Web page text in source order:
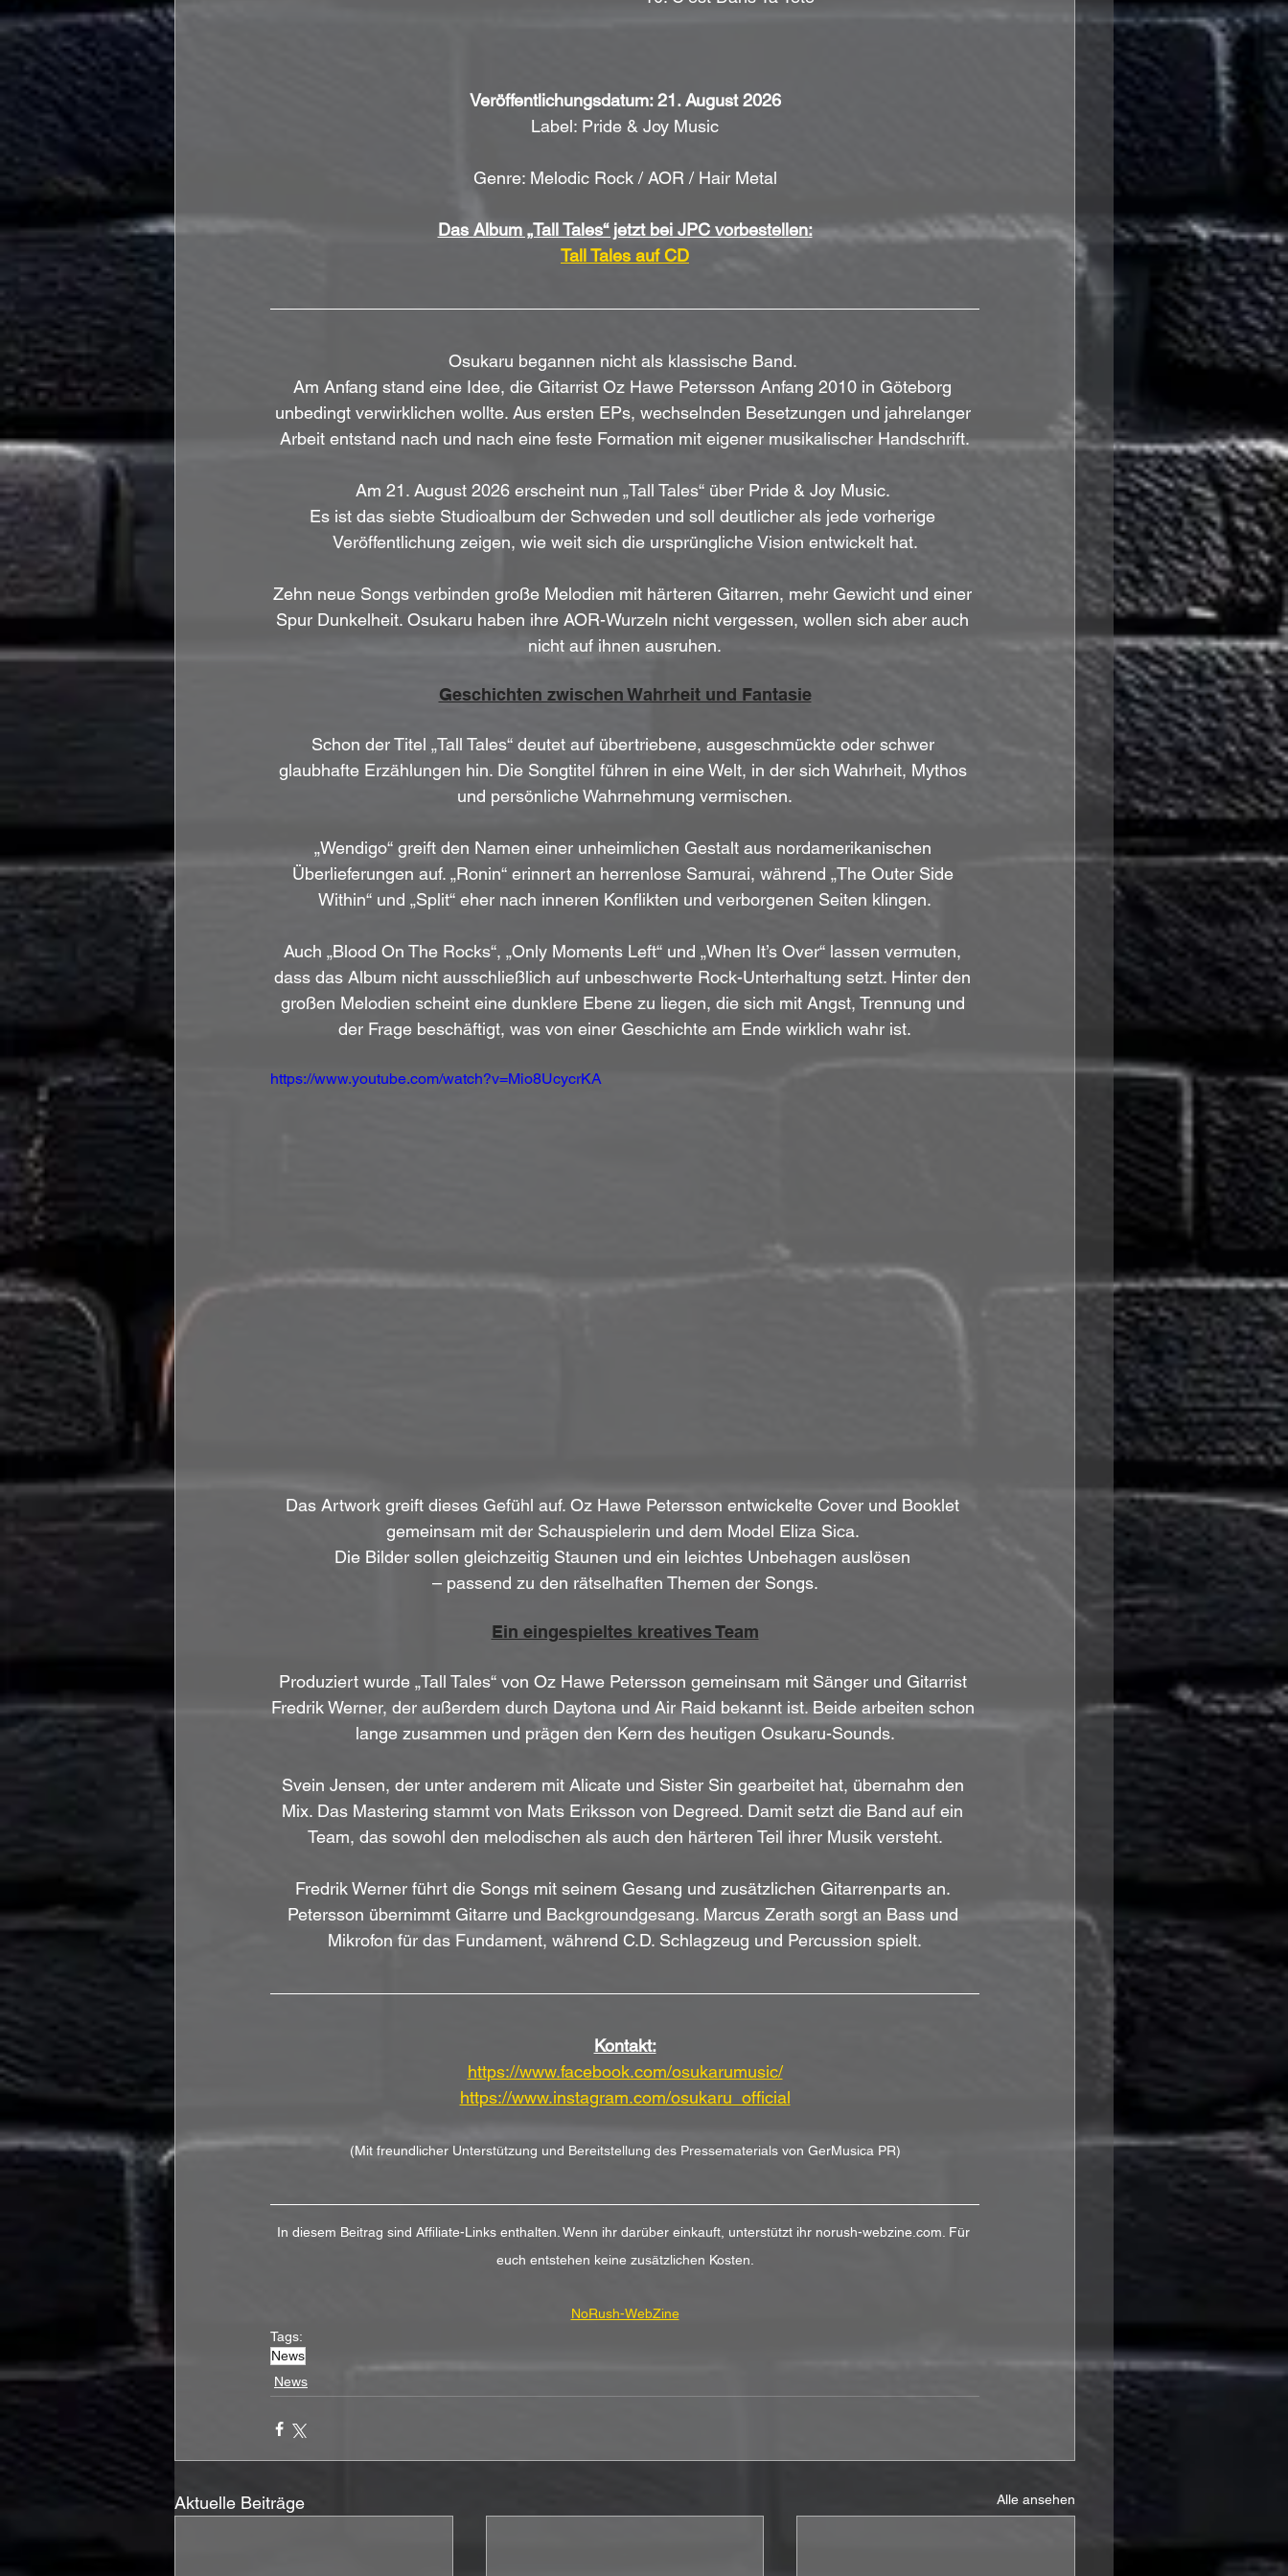
Veröffentlichungsdatum: 21. August 2026
Label: Pride & Joy Music
Genre: Melodic Rock / AOR / Hair Metal
Das Album „Tall Tales“ jetzt bei JPC vorbestellen:
Tall Tales auf CD
Osukaru begannen nicht als klassische Band.
Am Anfang stand eine Idee, die Gitarrist Oz Hawe Petersson Anfang 2010 in Göteborg
unbedingt verwirklichen wollte. Aus ersten EPs, wechselnden Besetzungen und jahrelanger
Arbeit entstand nach und nach eine feste Formation mit eigener musikalischer Handschrift.
Am 21. August 2026 erscheint nun „Tall Tales“ über Pride & Joy Music.
Es ist das siebte Studioalbum der Schweden und soll deutlicher als jede vorherige
Veröffentlichung zeigen, wie weit sich die ursprüngliche Vision entwickelt hat.
Zehn neue Songs verbinden große Melodien mit härteren Gitarren, mehr Gewicht und einer
Spur Dunkelheit. Osukaru haben ihre AOR-Wurzeln nicht vergessen, wollen sich aber auch
nicht auf ihnen ausruhen.
Geschichten zwischen Wahrheit und Fantasie
Schon der Titel „Tall Tales“ deutet auf übertriebene, ausgeschmückte oder schwer
glaubhafte Erzählungen hin. Die Songtitel führen in eine Welt, in der sich Wahrheit, Mythos
und persönliche Wahrnehmung vermischen.
„Wendigo“ greift den Namen einer unheimlichen Gestalt aus nordamerikanischen
Überlieferungen auf. „Ronin“ erinnert an herrenlose Samurai, während „The Outer Side
Within“ und „Split“ eher nach inneren Konflikten und verborgenen Seiten klingen.
Auch „Blood On The Rocks“, „Only Moments Left“ und „When It’s Over“ lassen vermuten,
dass das Album nicht ausschließlich auf unbeschwerte Rock-Unterhaltung setzt. Hinter den
großen Melodien scheint eine dunklere Ebene zu liegen, die sich mit Angst, Trennung und
der Frage beschäftigt, was von einer Geschichte am Ende wirklich wahr ist.
https://www.youtube.com/watch?v=Mio8UcycrKA
Das Artwork greift dieses Gefühl auf. Oz Hawe Petersson entwickelte Cover und Booklet
gemeinsam mit der Schauspielerin und dem Model Eliza Sica.
Die Bilder sollen gleichzeitig Staunen und ein leichtes Unbehagen auslösen
– passend zu den rätselhaften Themen der Songs.
Ein eingespieltes kreatives Team
Produziert wurde „Tall Tales“ von Oz Hawe Petersson gemeinsam mit Sänger und Gitarrist
Fredrik Werner, der außerdem durch Daytona und Air Raid bekannt ist. Beide arbeiten schon
lange zusammen und prägen den Kern des heutigen Osukaru-Sounds.
Svein Jensen, der unter anderem mit Alicate und Sister Sin gearbeitet hat, übernahm den
Mix. Das Mastering stammt von Mats Eriksson von Degreed. Damit setzt die Band auf ein
Team, das sowohl den melodischen als auch den härteren Teil ihrer Musik versteht.
Fredrik Werner führt die Songs mit seinem Gesang und zusätzlichen Gitarrenparts an.
Petersson übernimmt Gitarre und Backgroundgesang. Marcus Zerath sorgt an Bass und
Mikrofon für das Fundament, während C.D. Schlagzeug und Percussion spielt.
Kontakt:
https://www.facebook.com/osukarumusic/
https://www.instagram.com/osukaru_official
(Mit freundlicher Unterstützung und Bereitstellung des Pressematerials von GerMusica PR)
In diesem Beitrag sind Affiliate-Links enthalten. Wenn ihr darüber einkauft, unterstützt ihr norush-webzine.com. Für
euch entstehen keine zusätzlichen Kosten.
NoRush-WebZine
Tags:
News
News
Aktuelle Beiträge Alle ansehen